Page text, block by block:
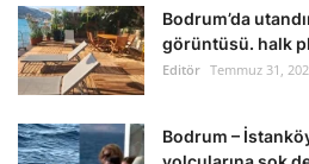
Bodrum’da
görüntüsü. halk
Editör Temmuz 31,
Bodrum –